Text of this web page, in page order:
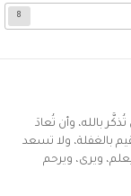
8
بالله، وأن تُعادَ
بالغفلة، ولا تسعد
ويرى، ويرحم